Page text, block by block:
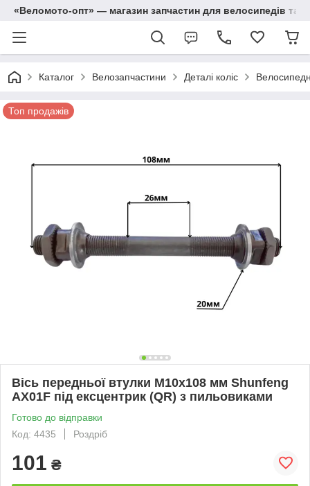
«Веломото-опт» — магазин запчастин для велосипедів та
Каталог Велозапчастини Деталі коліс
Топ продажів
Вісь передньої втулки M10х108 мм Shunfeng
AX01F під ексцентрик (QR) з пильовиками
Готово до відправки
Код: 4435
Роздріб
101 ₴